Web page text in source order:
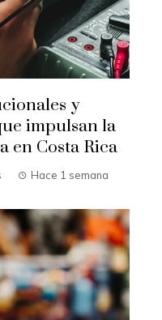
y
impulsan la
en Costa Rica
Hace 1 semana